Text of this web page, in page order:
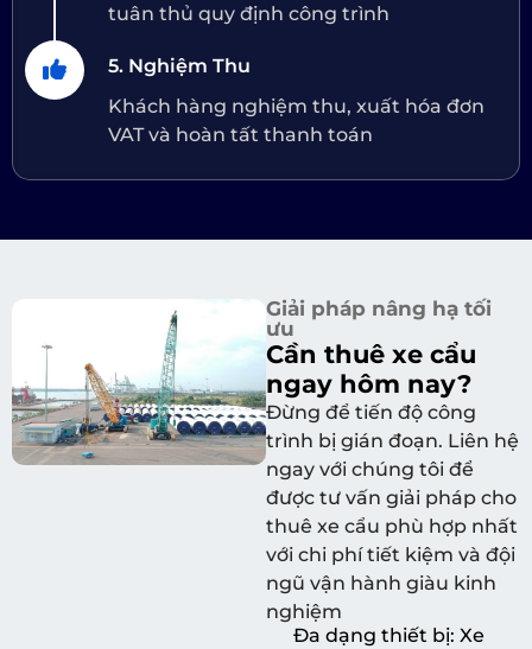
tuân thủ quy định công trình
5. Nghiệm Thu
Khách hàng nghiệm thu, xuất hóa đơn
VAT và hoàn tất thanh toán
Giải pháp nâng hạ tối
ưu
Cần thuê xe cẩu
ngay hôm nay?
Đừng để tiến độ công
trình bị gián đoạn. Liên hệ
ngay với chúng tôi để
được tư vấn giải pháp cho
thuê xe cẩu phù hợp nhất
với chi phí tiết kiệm và đội
ngũ vận hành giàu kinh
nghiệm
Đa dạng thiết bị: Xe